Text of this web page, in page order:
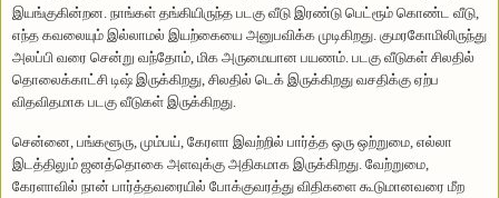
இயங்குகின்றன. நாங்கள் தங்கியிருந்த படகு வீடு இரண்டு பெட்ரூம் கொண்ட வீடு,
எந்த கவலையும் இல்லாமல் இயற்கையை அனுபவிக்க முடிகிறது. குமரகோமிலிருந்து
அலப்பி வரை சென்று வந்தோம், மிக அருமையான பயணம். படகு வீடுகள் சிலதில்
தொலைக்காட்சி டிஷ் இருக்கிறது, சிலதில் டெக் இருக்கிறது வசதிக்கு ஏற்ப
விதவிதமாக படகு வீடுகள் இருக்கிறது.
சென்னை, பங்களூரு, மும்பய், கேரளா இவற்றில் பார்த்த ஒரு ஒற்றுமை, எல்லா
இடத்திலும் ஜனத்தொகை அளவுக்கு அதிகமாக இருக்கிறது. வேற்றுமை,
கேரளாவில் நான் பார்த்தவரையில் போக்குவரத்து விதிகளை கூடுமானவரை மீற